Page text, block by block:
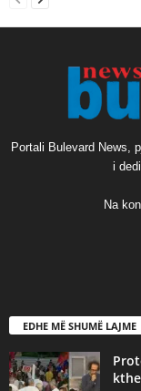
Portali Bulevard News,
i
Na
EDHE MË SHUMË LAJME